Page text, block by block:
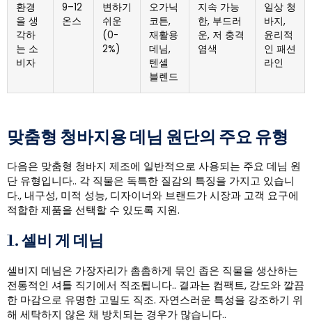
환경
을 생
각하
는 소
비자
9–12
온스
변하기
쉬운
(0-
2%)
오가닉
코튼,
재활용
데님,
텐셀
블렌드
지속 가능
한, 부드러
운, 저 충격
염색
일상 청
바지,
윤리적
인 패션
라인
맞춤형 청바지용 데님 원단의 주요 유형
다음은 맞춤형 청바지 제조에 일반적으로 사용되는 주요 데님 원
단 유형입니다.. 각 직물은 독특한 질감의 특징을 가지고 있습니
다., 내구성, 미적 성능, 디자이너와 브랜드가 시장과 고객 요구에
적합한 제품을 선택할 수 있도록 지원.
1. 셀비 게 데님
셀비지 데님은 가장자리가 촘촘하게 묶인 좁은 직물을 생산하는
전통적인 셔틀 직기에서 직조됩니다.. 결과는 컴팩트, 강도와 깔끔
한 마감으로 유명한 고밀도 직조. 자연스러운 특성을 강조하기 위
해 세탁하지 않은 채 방치되는 경우가 많습니다..